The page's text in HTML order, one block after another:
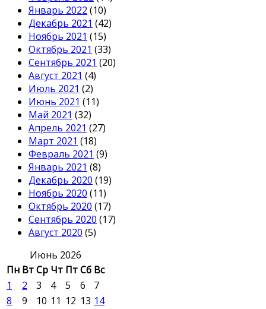
Январь 2022 (10)
Декабрь 2021 (42)
Ноябрь 2021 (15)
Октябрь 2021 (33)
Сентябрь 2021 (20)
Август 2021 (4)
Июль 2021 (2)
Июнь 2021 (11)
Май 2021 (32)
Апрель 2021 (27)
Март 2021 (18)
Февраль 2021 (9)
Январь 2021 (8)
Декабрь 2020 (19)
Ноябрь 2020 (11)
Октябрь 2020 (17)
Сентябрь 2020 (17)
Август 2020 (5)
Июнь 2026
Пн ВтСр Чт ПтСб Вс
1
2 3 4 5 6
7
8
9 10 11 12 13 14